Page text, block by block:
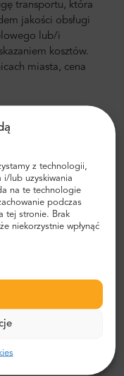
z technologii,
i/lub uzyskiwania
na te technologie
podczas
tej stronie. Brak
niekorzystnie wpłynąć
transportu, która
jakości obsługi
lub/i
kosztów.
miasta, cena
Mr.Shuttle, usługą
Oferujemy
Cena jest